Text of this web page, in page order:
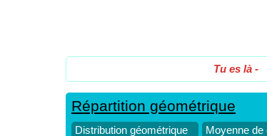
Tu es là-
Répartition géométrique
Distribution géométrique Moyenne de